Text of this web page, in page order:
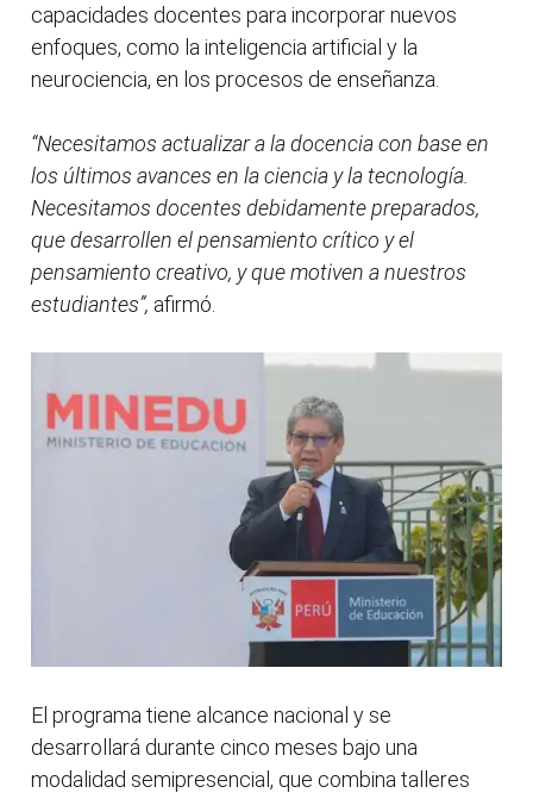
capacidades docentes para incorporar nuevos
enfoques, como la inteligencia artificial y la
neurociencia, en los procesos de enseñanza.
“Necesitamos actualizar a la docencia con base en
los últimos avances en la ciencia y la tecnología.
Necesitamos docentes debidamente preparados,
que desarrollen el pensamiento crítico y el
pensamiento creativo, y que motiven a nuestros
estudiantes”, afirmó.
El programa tiene alcance nacional y se
desarrollará durante cinco meses bajo una
modalidad semipresencial, que combina talleres